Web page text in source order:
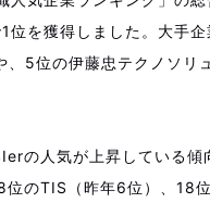
を獲得しました。大手
5位の伊藤忠テクノソリ
の人気が上昇している
のTIS（昨年6位）、18